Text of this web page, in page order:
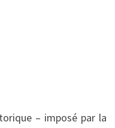
– imposé par la